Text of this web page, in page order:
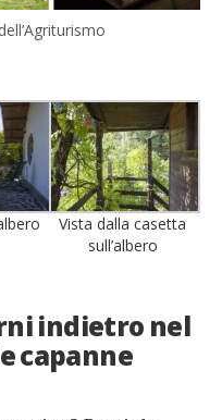
Vista dalla casetta
sull’albero
indietro nel
capanne